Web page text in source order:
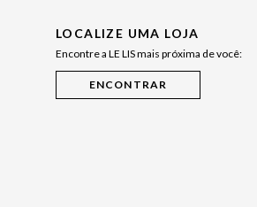
LOCALIZE UMA LOJA
Encontre a LE LIS mais próxima de você: